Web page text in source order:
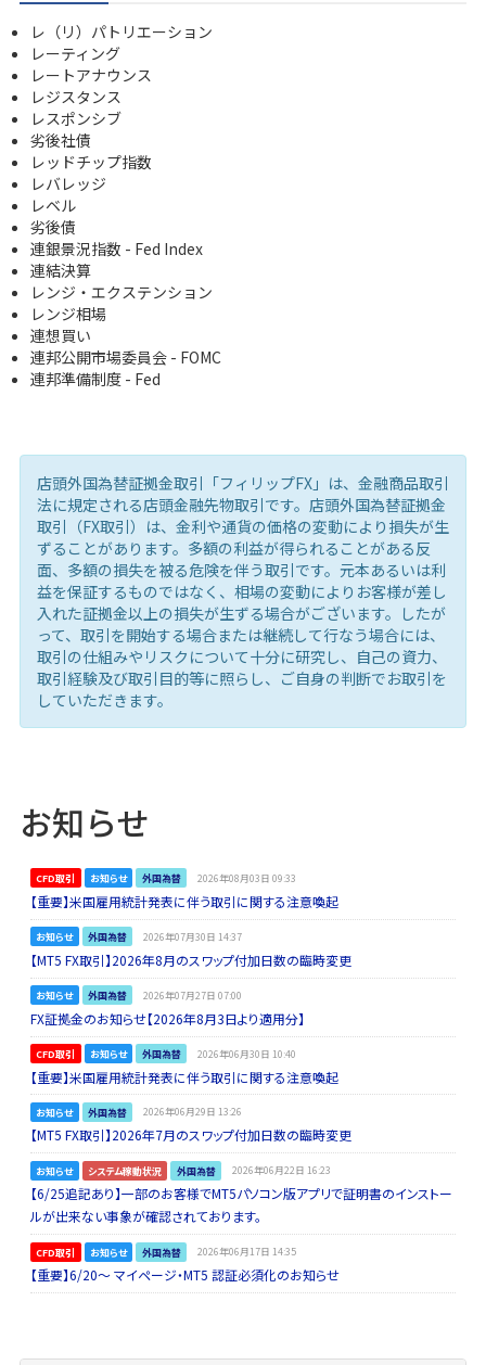
レ（リ）パトリエーション
レーティング
レートアナウンス
レジスタンス
レスポンシブ
劣後社債
レッドチップ指数
レバレッジ
レベル
劣後債
連銀景況指数 - Fed Index
連結決算
レンジ・エクステンション
レンジ相場
連想買い
連邦公開市場委員会 - FOMC
連邦準備制度 - Fed
店頭外国為替証拠金取引「フィリップFX」は、金融商品取引
法に規定される店頭金融先物取引です。店頭外国為替証拠金
取引（FX取引）は、金利や通貨の価格の変動により損失が生
ずることがあります。多額の利益が得られることがある反
面、多額の損失を被る危険を伴う取引です。元本あるいは利
益を保証するものではなく、相場の変動によりお客様が差し
入れた証拠金以上の損失が生ずる場合がございます。したが
って、取引を開始する場合または継続して行なう場合には、
取引の仕組みやリスクについて十分に研究し、自己の資力、
取引経験及び取引目的等に照らし、ご自身の判断でお取引を
していただきます。
お知らせ
CFD取引 お知らせ 外国為替 2026年08月03日 09:33
【重要】米国雇用統計発表に伴う取引に関する注意喚起
お知らせ 外国為替 2026年07月30日 14:37
【MT5 FX取引】2026年8月のスワップ付加日数の臨時変更
お知らせ 外国為替 2026年07月27日 07:00
FX証拠金のお知らせ【2026年8月3日より適用分】
CFD取引 お知らせ 外国為替 2026年06月30日 10:40
【重要】米国雇用統計発表に伴う取引に関する注意喚起
お知らせ 外国為替 2026年06月29日 13:26
【MT5 FX取引】2026年7月のスワップ付加日数の臨時変更
お知らせ システム稼動状況 外国為替 2026年06月22日 16:23
【6/25追記あり】一部のお客様でMT5パソコン版アプリで証明書のインストー
ルが出来ない事象が確認されております。
CFD取引 お知らせ 外国為替 2026年06月17日 14:35
【重要】6/20～ マイページ・MT5 認証必須化のお知らせ